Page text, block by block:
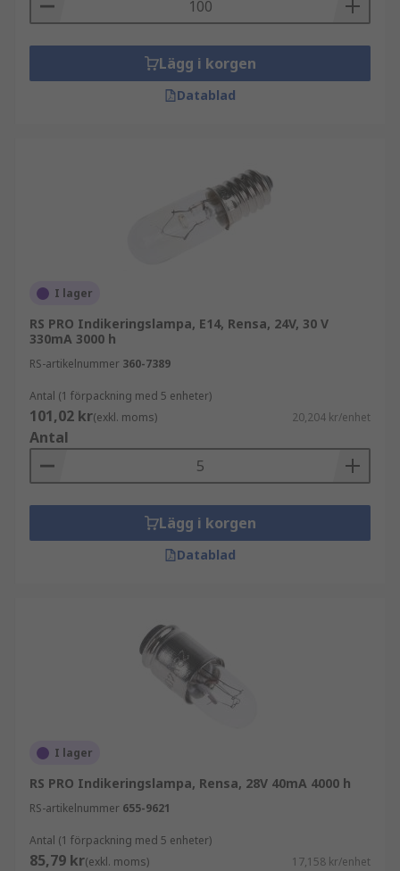
Lägg i korgen
Datablad
I lager
RS PRO Indikeringslampa, E14, Rensa, 24V, 30 V
330mA 3000 h
RS-artikelnummer 360-7389
Antal (1 förpackning med 5 enheter)
101,02 kr(exkl. moms) 20,204 kr/enhet
Antal
Lägg i korgen
Datablad
I lager
RS PRO Indikeringslampa, Rensa, 28V 40mA 4000 h
RS-artikelnummer 655-9621
Antal (1 förpackning med 5 enheter)
85,79 kr(exkl. moms) 17,158 kr/enhet